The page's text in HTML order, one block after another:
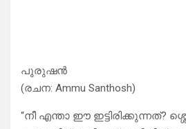
പുരുഷൻ
(രചന: Ammu Santhosh)
“നീ എന്താ ഈ ഇട്ടിരിക്കുന്നത്?